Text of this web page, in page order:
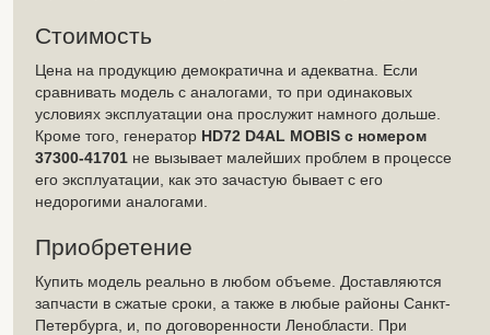
Стоимость
Цена на продукцию демократична и адекватна. Если
сравнивать модель с аналогами, то при одинаковых
условиях эксплуатации она прослужит намного дольше.
Кроме того, генератор HD72 D4AL MOBIS с номером
37300-41701 не вызывает малейших проблем в процессе
его эксплуатации, как это зачастую бывает с его
недорогими аналогами.
Приобретение
Купить модель реально в любом объеме. Доставляются
запчасти в сжатые сроки, а также в любые районы Санкт-
Петербурга, и, по договоренности Ленобласти. При